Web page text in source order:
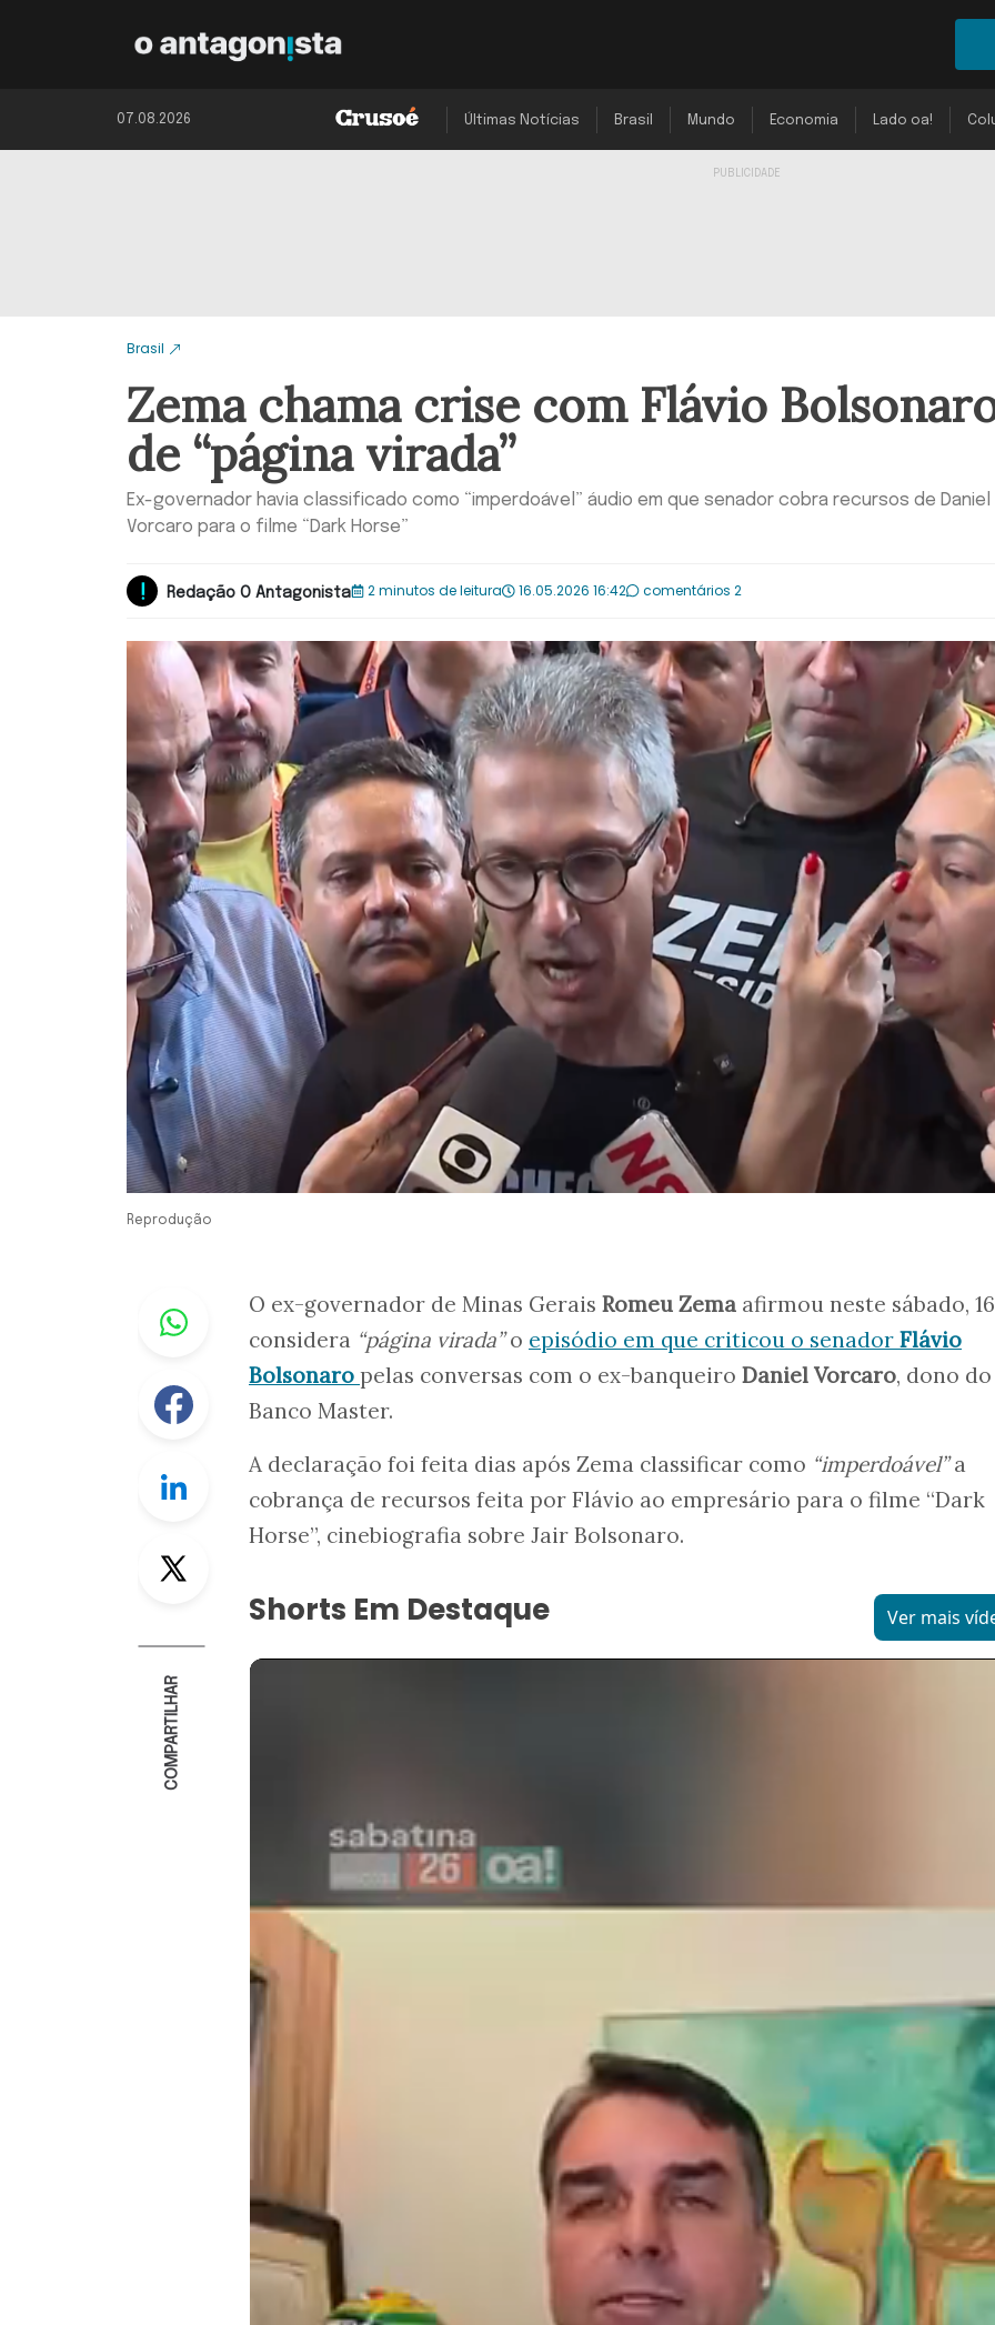
07.08.2026 Últimas Notícias Brasil Mundo Economia Lado oa!
Brasil
Zema chama crise com Flávio
de “página virada”
Ex-governador havia classificado como “imperdoável” áudio em que senador cobra recursos de Daniel
Vorcaro para o filme “Dark Horse”
Redação O Antagonista 2 minutos de leitura 16.05.2026 16:42 comentários 2
Reprodução
Whastapp
Facebook
Linkedin
Twitter
COMPARTILHAR
O ex-governador de Minas Gerais Romeu Zema afirmou neste sábado,
considera “página virada”o episódio em que criticou o senador Flávio
Bolsonaro pelas conversas com o ex-banqueiro Daniel Vorcaro, dono do
Banco Master.
A declaração foi feita dias após Zema classificar como “imperdoável”a
cobrança de recursos feita por Flávio ao empresário para o filme “Dark
Horse”, cinebiografia sobre Jair Bolsonaro.
Shorts Em Destaque Ver mais